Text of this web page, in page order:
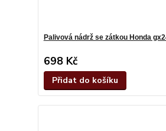
Palivová nádrž se zátkou Honda
698 Kč
Přidat do košíku